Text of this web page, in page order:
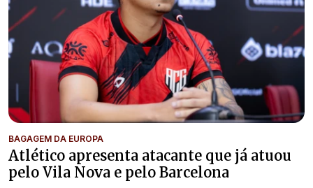
BAGAGEM DA EUROPA
Atlético apresenta atacante que já atuou
pelo Vila Nova e pelo Barcelona